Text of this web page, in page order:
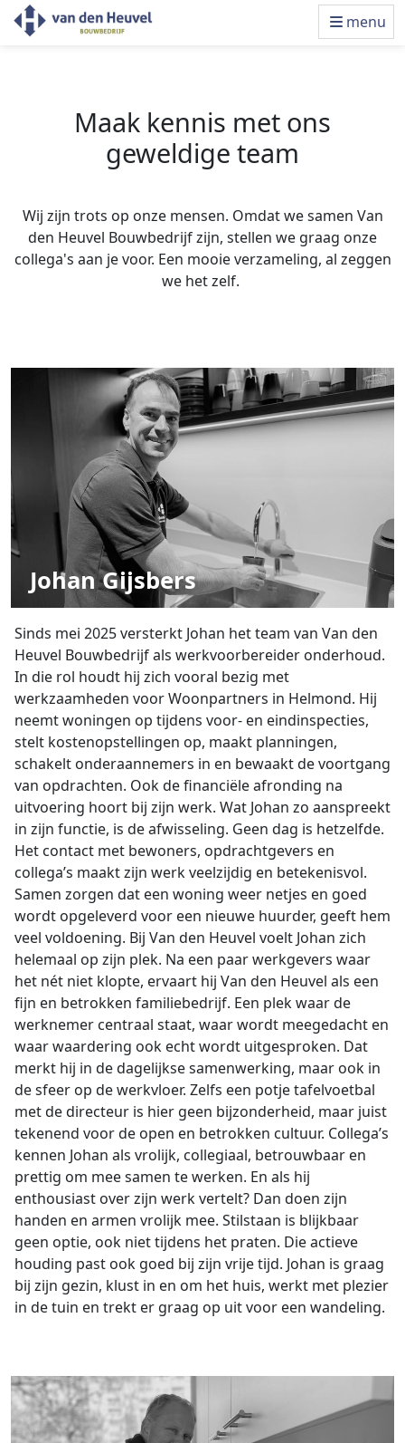
menu
Maak kennis met ons
geweldige team
Wij zijn trots op onze mensen. Omdat we samen Van
den Heuvel Bouwbedrijf zijn, stellen we graag onze
collega's aan je voor. Een mooie verzameling, al zeggen
we het zelf.
Johan Gijsbers
Sinds mei 2025 versterkt Johan het team van Van den
Heuvel Bouwbedrijf als werkvoorbereider onderhoud.
In die rol houdt hij zich vooral bezig met
werkzaamheden voor Woonpartners in Helmond. Hij
neemt woningen op tijdens voor- en eindinspecties,
stelt kostenopstellingen op, maakt planningen,
schakelt onderaannemers in en bewaakt de voortgang
van opdrachten. Ook de financiële afronding na
uitvoering hoort bij zijn werk. Wat Johan zo aanspreekt
in zijn functie, is de afwisseling. Geen dag is hetzelfde.
Het contact met bewoners, opdrachtgevers en
collega’s maakt zijn werk veelzijdig en betekenisvol.
Samen zorgen dat een woning weer netjes en goed
wordt opgeleverd voor een nieuwe huurder, geeft hem
veel voldoening. Bij Van den Heuvel voelt Johan zich
helemaal op zijn plek. Na een paar werkgevers waar
het nét niet klopte, ervaart hij Van den Heuvel als een
fijn en betrokken familiebedrijf. Een plek waar de
werknemer centraal staat, waar wordt meegedacht en
waar waardering ook echt wordt uitgesproken. Dat
merkt hij in de dagelijkse samenwerking, maar ook in
de sfeer op de werkvloer. Zelfs een potje tafelvoetbal
met de directeur is hier geen bijzonderheid, maar juist
tekenend voor de open en betrokken cultuur. Collega’s
kennen Johan als vrolijk, collegiaal, betrouwbaar en
prettig om mee samen te werken. En als hij
enthousiast over zijn werk vertelt? Dan doen zijn
handen en armen vrolijk mee. Stilstaan is blijkbaar
geen optie, ook niet tijdens het praten. Die actieve
houding past ook goed bij zijn vrije tijd. Johan is graag
bij zijn gezin, klust in en om het huis, werkt met plezier
in de tuin en trekt er graag op uit voor een wandeling.